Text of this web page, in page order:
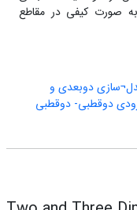
صورت کیفی در مقاطع
دوبعدی و
دوقطبی- دوقطبی